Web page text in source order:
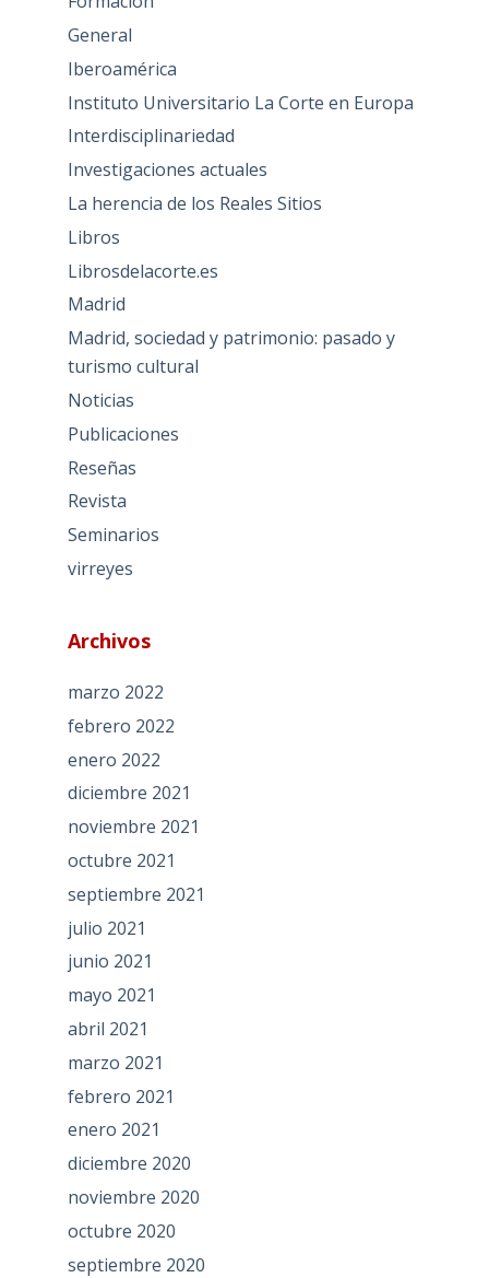
General
Iberoamérica
Instituto Universitario La Corte en Europa
Interdisciplinariedad
Investigaciones actuales
La herencia de los Reales Sitios
Libros
Librosdelacorte.es
Madrid
Madrid, sociedad y patrimonio: pasado y
turismo cultural
Noticias
Publicaciones
Reseñas
Revista
Seminarios
virreyes
Archivos
marzo 2022
febrero 2022
enero 2022
diciembre 2021
noviembre 2021
octubre 2021
septiembre 2021
julio 2021
junio 2021
mayo 2021
abril 2021
marzo 2021
febrero 2021
enero 2021
diciembre 2020
noviembre 2020
octubre 2020
septiembre 2020